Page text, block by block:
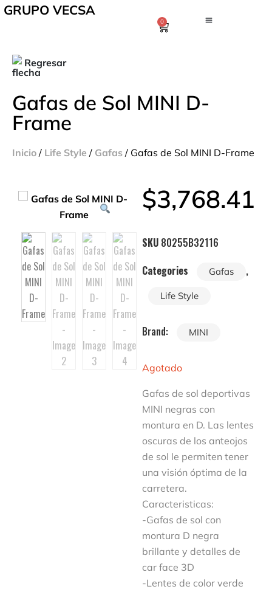
GRUPO VECSA
0
Regresar
Gafas de Sol MINI D-
Frame
Inicio / Life Style / Gafas / Gafas de Sol MINI D-Frame
$3,768.41
SKU 80255B32116
Categories
Gafas ,
Life Style
Brand: MINI
Agotado
Gafas de sol deportivas
MINI negras con
montura en D. Las lentes
oscuras de los anteojos
de sol le permiten tener
una visión óptima de la
carretera.
Caracteristicas:
-Gafas de sol con
montura D negra
brillante y detalles de
car face 3D
-Lentes de color verde